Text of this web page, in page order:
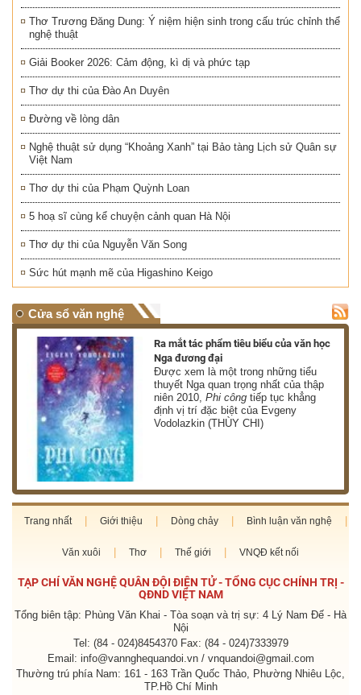
Thơ Trương Đăng Dung: Ý niệm hiện sinh trong cấu trúc chỉnh thể
nghệ thuật
Giải Booker 2026: Cảm động, kì dị và phức tạp
Thơ dự thi của Đào An Duyên
Đường về lòng dân
Nghệ thuật sử dụng “Khoảng Xanh” tại Bảo tàng Lịch sử Quân sự
Việt Nam
Thơ dự thi của Phạm Quỳnh Loan
5 hoạ sĩ cùng kể chuyện cảnh quan Hà Nội
Thơ dự thi của Nguyễn Văn Song
Sức hút mạnh mẽ của Higashino Keigo
Cửa sổ văn nghệ
Ra mắt tác phẩm tiêu biểu của văn học
Nga đương đại
Được xem là một trong những tiểu
thuyết Nga quan trọng nhất của thập
niên 2010,Phi công tiếp tục khẳng
định vị trí đặc biệt của Evgeny
Vodolazkin (THÙY CHI)
Trang nhất Giới thiệu Dòng chảy Bình luận văn nghệ
Văn xuôi Thơ Thế giới VNQĐ kết nối
TẠP CHÍ VĂN NGHỆ QUÂN ĐỘI ĐIỆN TỬ - TỔNG CỤC CHÍNH TRỊ -
QĐND VIỆT NAM
Tổng biên tập: Phùng Văn Khai - Tòa soạn và trị sự: 4 Lý Nam Đế - Hà
Nội
Tel: (84 - 024)8454370 Fax: (84 - 024)7333979
Email: info@vannghequandoi.vn / vnquandoi@gmail.com
Thường trú phía Nam: 161 - 163 Trần Quốc Thảo, Phường Nhiêu Lộc,
TP.Hồ Chí Minh